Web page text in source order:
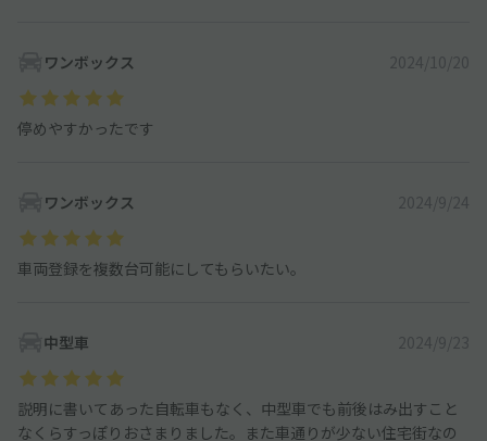
ワンボックス 2024/10/20
停めやすかったです
ワンボックス 2024/9/24
車両登録を複数台可能にしてもらいたい。
中型車 2024/9/23
説明に書いてあった自転車もなく、中型車でも前後はみ出すこと
なくらすっぽりおさまりました。また車通りが少ない住宅街なの